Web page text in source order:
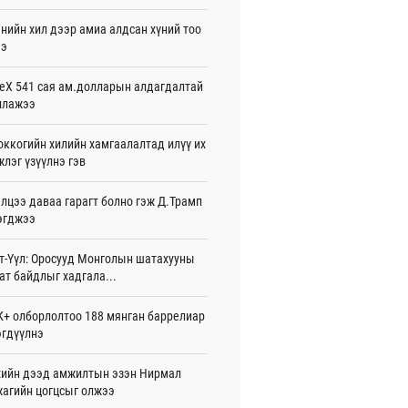
08-06
Бангладешт эргэн ирэхээ
08-06
08-06
улсын хамтын ажиллагааны талаар
солилцов
сард Сүхбаатар боомтоор
тонн Аи-92 автобензин импортолжээ
Н.Амарзаяа: 32 хуудастай
дэвтэр долоо хоногт л дүүрдэг
08-06
хил дээр амиа алдсан хүний тоо
541 сая ам.долларын алдагдалтай
хилийн хамгаалалтад илүү их
үзүүлнэ гэв
даваа гарагт болно гэж Д.Трамп
Үүл: Оросууд Монголын шатахууны
байдлыг хадгала...
олборлолтоо 188 мянган баррелиар
дээд амжилтын эзэн Нирмал
цогцсыг олжээ